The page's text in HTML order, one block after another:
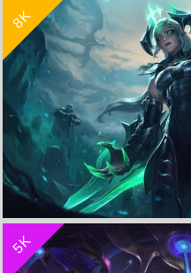
lol英雄联盟风暴之怒
8K
破坏之王-希瓦娜《
5K